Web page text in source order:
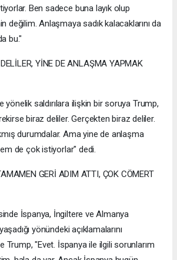
Ben sadece buna layık olup
değilim. Anlaşmaya sadık kalacaklarını da
bu."
YİNE DE ANLAŞMA YAPMAK
yönelik saldırılara ilişkin bir soruya Trump,
biraz deliler. Gerçekten biraz deliler.
durumdalar. Ama yine de anlaşma
de çok istiyorlar" dedi.
GERİ ADIM ATTI, ÇOK CÖMERT
İspanya, İngiltere ve Almanya
yönündeki açıklamalarını
Trump, "Evet. İspanya ile ilgili sorunlarım